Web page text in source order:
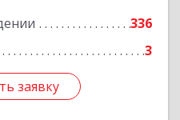
336
3
заявку
заявку